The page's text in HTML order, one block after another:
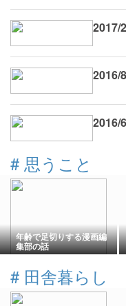
2017/
2016/
2016/
# 思うこと
年齢で足切りする漫画編
集部の話
# 田舎暮らし